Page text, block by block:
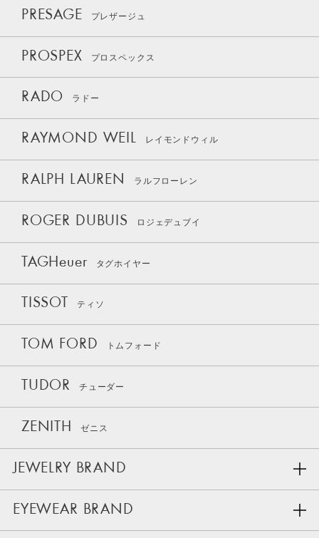
PRESAGE プレザージュ
PROSPEX プロスペックス
RADO ラドー
RAYMOND WEIL レイモンドウィル
RALPH LAUREN ラルフローレン
ROGER DUBUIS ロジェデュブイ
TAGHeuer タグホイヤー
TISSOT ティソ
TOM FORD トムフォード
TUDOR チューダー
ZENITH ゼニス
JEWELRY BRAND
EYEWEAR BRAND